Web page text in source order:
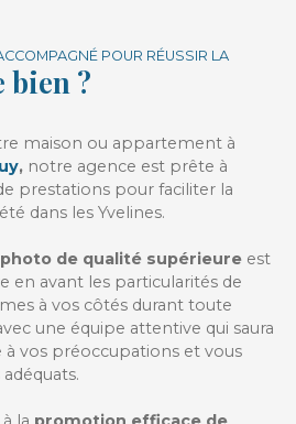
POUR RÉUSSIR LA
bien ?
maison ou appartement à
, notre agence est prête à
prestations pour faciliter la
dans les Yvelines.
de qualité supérieure est
en avant les particularités de
à vos côtés durant toute
une équipe attentive qui saura
vos préoccupations et vous